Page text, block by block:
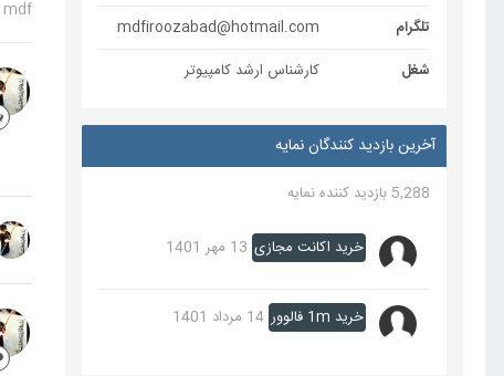
تلگرام
mdfiroozabad@hotmail.com
شغل
کارشناس ارشد کامپیوتر
آخرین بازدید کنندگان نمایه
5,288 بازدید کننده نمایه
خرید اکانت مجازی 13 مهر 1401
خرید 1m فالوور 14 مرداد 1401
mdf